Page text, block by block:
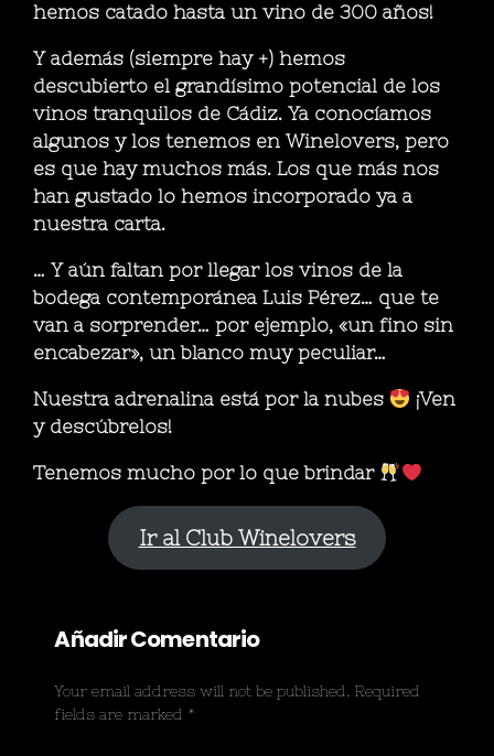
hemos catado hasta un vino de 300 años!
Y además (siempre hay +) hemos
descubierto el grandísimo potencial de los
vinos tranquilos de Cádiz. Ya conocíamos
algunos y los tenemos en Winelovers, pero
es que hay muchos más. Los que más nos
han gustado lo hemos incorporado ya a
nuestra carta.
… Y aún faltan por llegar los vinos de la
bodega contemporánea Luis Pérez… que te
van a sorprender… por ejemplo, «un fino sin
encabezar», un blanco muy peculiar…
Nuestra adrenalina está por la nubes
¡Ven
y descúbrelos!
Tenemos mucho por lo que brindar
Ir al Club Winelovers
Your email address will not be published. Required
fields are marked *